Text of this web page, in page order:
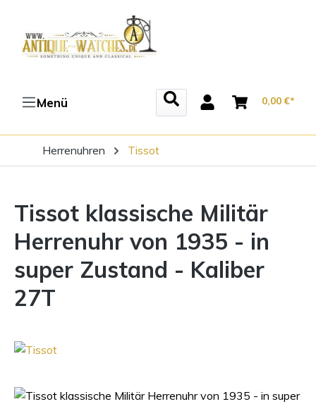
Zum Hauptinhalt springen
Menü 0,00 €*
Herrenuhren Tissot
Tissot klassische Militär
Herrenuhr von 1935 - in
super Zustand - Kaliber
27T
Bildergalerie überspringen